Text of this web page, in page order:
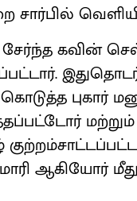
சேர்ந்த கவின்
புகார்
மற்றும்
ஆகியோர்